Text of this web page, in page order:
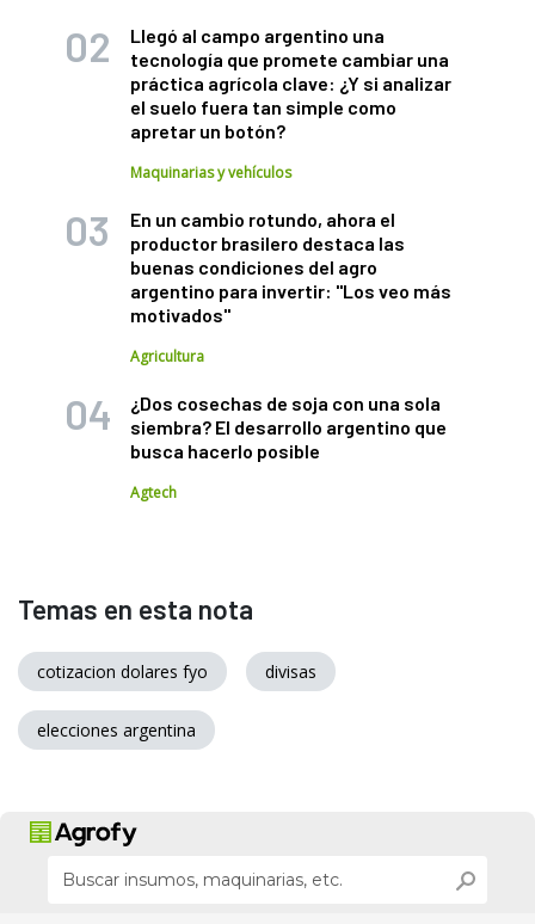
Llegó al campo argentino una
tecnología que promete cambiar una
práctica agrícola clave: ¿Y si analizar
el suelo fuera tan simple como
apretar un botón?
Maquinarias y vehículos
En un cambio rotundo, ahora el
productor brasilero destaca las
buenas condiciones del agro
argentino para invertir: "Los veo más
motivados"
Agricultura
¿Dos cosechas de soja con una sola
siembra? El desarrollo argentino que
busca hacerlo posible
Agtech
Temas en esta nota
cotizacion dolares fyo divisas
elecciones argentina